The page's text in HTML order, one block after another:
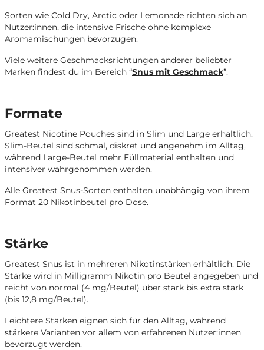
Sorten wie Cold Dry, Arctic oder Lemonade richten sich an
Nutzer:innen, die intensive Frische ohne komplexe
Aromamischungen bevorzugen.
Viele weitere Geschmacksrichtungen anderer beliebter
Marken findest du im Bereich “Snus mit Geschmack”.
Formate
Greatest Nicotine Pouches sind in Slim und Large erhältlich.
Slim-Beutel sind schmal, diskret und angenehm im Alltag,
während Large-Beutel mehr Füllmaterial enthalten und
intensiver wahrgenommen werden.
Alle Greatest Snus-Sorten enthalten unabhängig von ihrem
Format 20 Nikotinbeutel pro Dose.
Stärke
Greatest Snus ist in mehreren Nikotinstärken erhältlich. Die
Stärke wird in Milligramm Nikotin pro Beutel angegeben und
reicht von normal (4 mg/Beutel) über stark bis extra stark
(bis 12,8 mg/Beutel).
Leichtere Stärken eignen sich für den Alltag, während
stärkere Varianten vor allem von erfahrenen Nutzer:innen
bevorzugt werden.